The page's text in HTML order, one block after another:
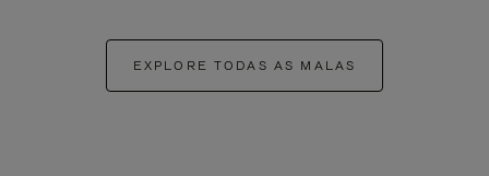
EXPLORE TODAS AS MALAS